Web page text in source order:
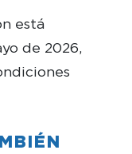
está
de 2026,